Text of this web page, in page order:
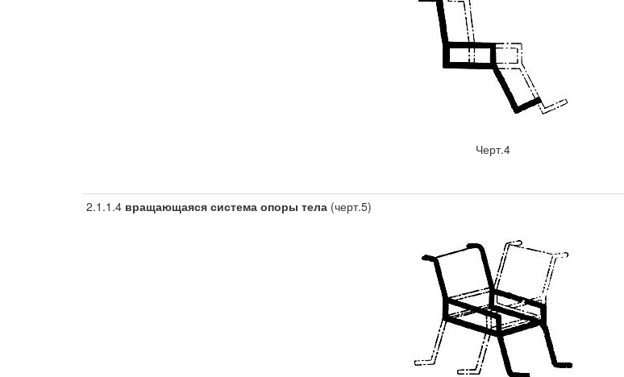
Черт.4
2.1.1.4 вращающаяся система опоры тела (черт.5)